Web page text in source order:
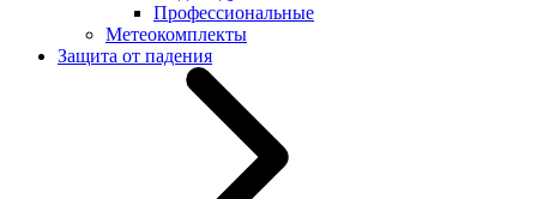
Профессиональные
Метеокомплекты
Защита от падения